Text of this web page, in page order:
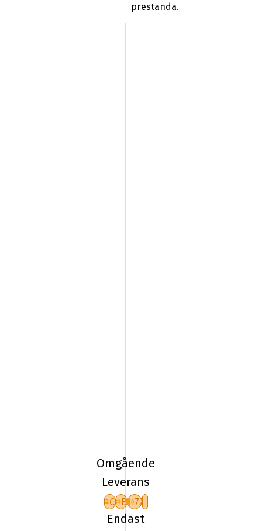
prestanda.
ULTRAGRIP
PERFO
Omgående
Leverans
C B 72
Endast